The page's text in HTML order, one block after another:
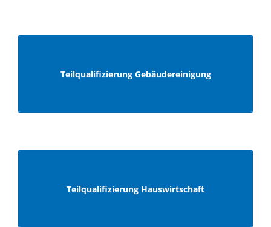
Teilqualifizierung Gebäudereinigung
Gebäudereinigung
Teilqualifizierung Hauswirtschaft
Hauswirtschaft